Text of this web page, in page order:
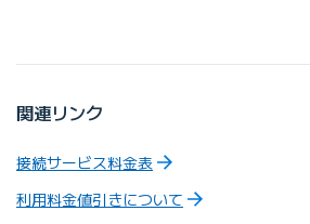
関連リンク
接続サービス料金表
利⽤料⾦値引きについて